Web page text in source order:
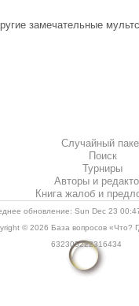
замечательные
Случайный
Поиск
Турниры
Авторы и
Книга жалоб и
обновление: Sun Dec 23
© 2026 База вопросов «Что?
632305222316434